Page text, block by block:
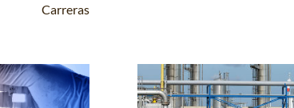
Carreras